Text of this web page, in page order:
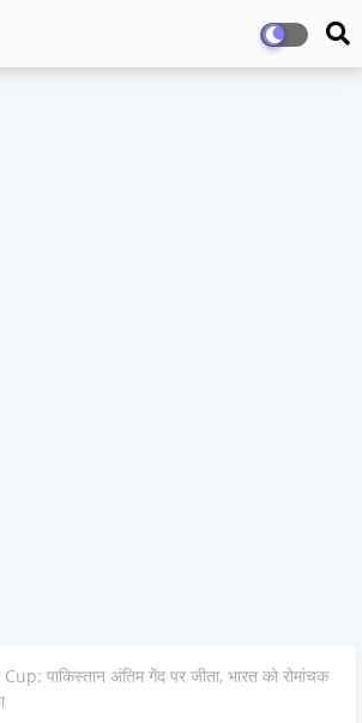
पाकिस्तान अंतिम गेंद पर जीता, भारत को रोमांचक